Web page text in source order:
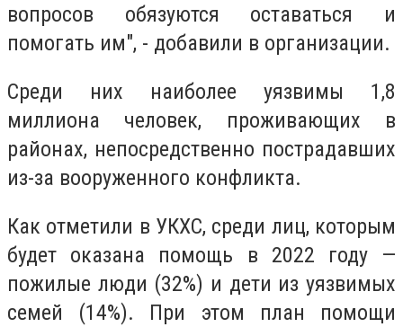
вопросов обязуются оставаться и
помогать им", - добавили в организации.
Среди них наиболее уязвимы 1,8
миллиона человек, проживающих в
районах, непосредственно пострадавших
из-за вооруженного конфликта.
Как отметили в УКХС, среди лиц, которым
будет оказана помощь в 2022 году —
пожилые люди (32%) и дети из уязвимых
семей (14%). При этом план помощи